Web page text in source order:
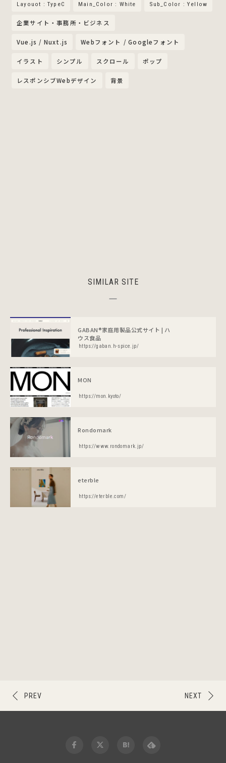
Layouot : TypeC Main_Color : White Sub_Color : Yellow
企業サイト・事務所・ビジネス
Vue.js / Nuxt.js Webフォント / Googleフォント
イラスト シンプル スクロール ポップ
レスポンシブWebデザイン 背景
SIMILAR SITE
GABAN®家庭用製品公式サイト | ハ
ウス食品
https://gaban.h-spice.jp/
MON
https://mon.kyoto/
Rondomark
https://www.rondomark.jp/
eterble
https://eterble.com/
NEXT
PREV